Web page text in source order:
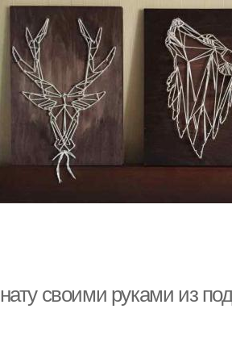
своими руками из